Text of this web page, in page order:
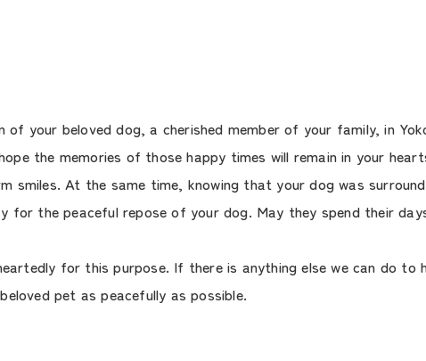
your beloved dog, a cherished member of your family, in
the memories of those happy times will remain in your
smiles. At the same time, knowing that your dog was
for the peaceful repose of your dog. May they spend their
for this purpose. If there is anything else we can do
pet as peacefully as possible.